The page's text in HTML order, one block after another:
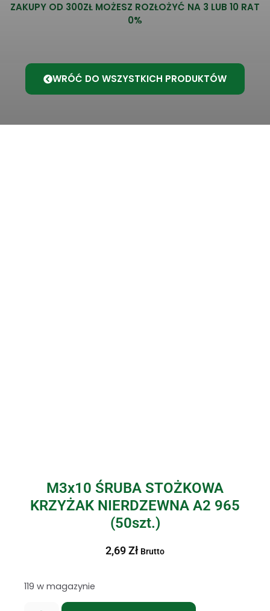
ZAKUPY OD 300ZŁ MOŻESZ ROZŁOŻYĆ NA 3 LUB 10 RAT
0%
WRÓĆ DO WSZYSTKICH PRODUKTÓW
M3x10 ŚRUBA STOŻKOWA
KRZYŻAK NIERDZEWNA A2 965
(50szt.)
2,69Zł Brutto
119 w magazynie